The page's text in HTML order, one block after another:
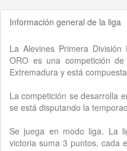
Información general de la liga
La Alevines Primera
ORO es una competición
Extremadura y está
La competición se desarrolla
se está disputando la
Se juega en modo liga. La
victoria suma 3 puntos, cada